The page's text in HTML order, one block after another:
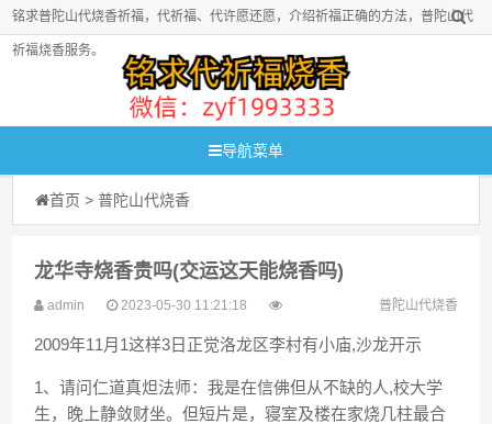
铭求普陀山代烧香祈福，代祈福、代许愿还愿，介绍祈福正确的方法，普陀山代
祈福烧香服务。
导航菜单
首页 >普陀山代烧香
龙华寺烧香贵吗(交运这天能烧香吗)
admin 2023-05-30 11:21:18 普陀山代烧香
2009年11月1这样3日正觉洛龙区李村有小庙,沙龙开示
1、请问仁道真炟法师：我是在信佛但从不缺的人,校大学
生，晚上静敛财坐。但短片是，寝室及楼在家烧几柱最合